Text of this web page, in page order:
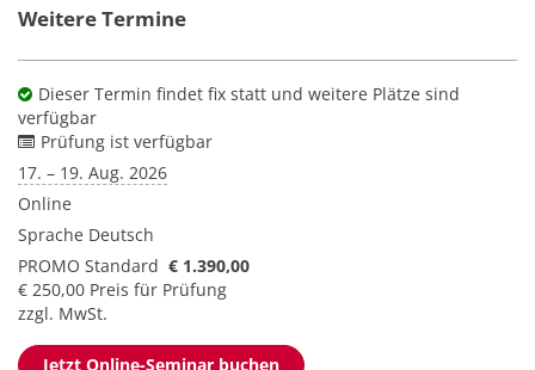
Weitere Termine
Dieser Termin findet fix statt und weitere Plätze sind
verfügbar
Prüfung ist verfügbar
17. – 19. Aug. 2026
Online
Sprache Deutsch
PROMO Standard € 1.390,00
€ 250,00 Preis für Prüfung
zzgl. MwSt.
Jetzt Online-Seminar buchen